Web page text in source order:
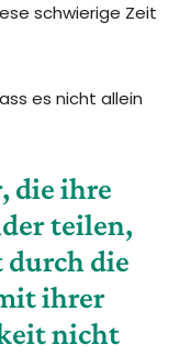
schwierige Zeit
es nicht allein
die ihre
teilen,
die
ihrer
nicht